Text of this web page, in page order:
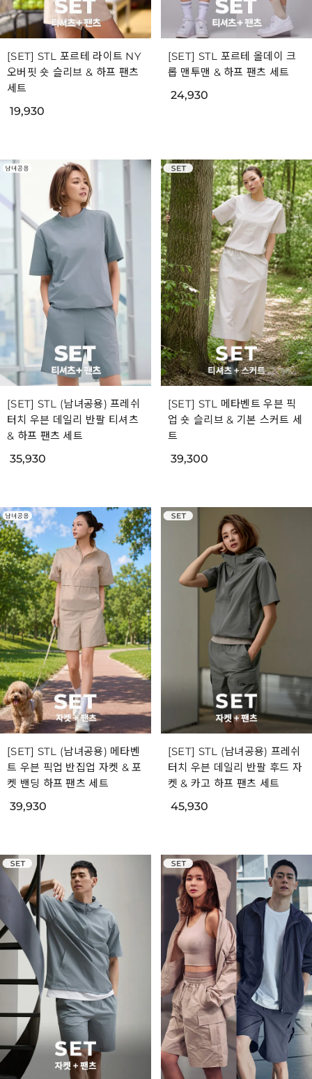
[SET] STL 포르테 라이트 NY
오버핏 숏 슬리브 & 하프 팬츠
세트
19,930
[SET] STL 포르테 올데이 크
롭 맨투맨 & 하프 팬츠 세트
24,930
[SET] STL (남녀공용) 프레쉬
터치 우븐 데일리 반팔 티셔츠
& 하프 팬츠 세트
35,930
[SET] STL 메타벤트 우븐 픽
업 숏 슬리브 & 기본 스커트 세
트
39,300
[SET] STL (남녀공용) 메타벤
트 우븐 픽업 반집업 자켓 & 포
켓 밴딩 하프 팬츠 세트
39,930
[SET] STL (남녀공용) 프레쉬
터치 우븐 데일리 반팔 후드 자
켓 & 카고 하프 팬츠 세트
45,930